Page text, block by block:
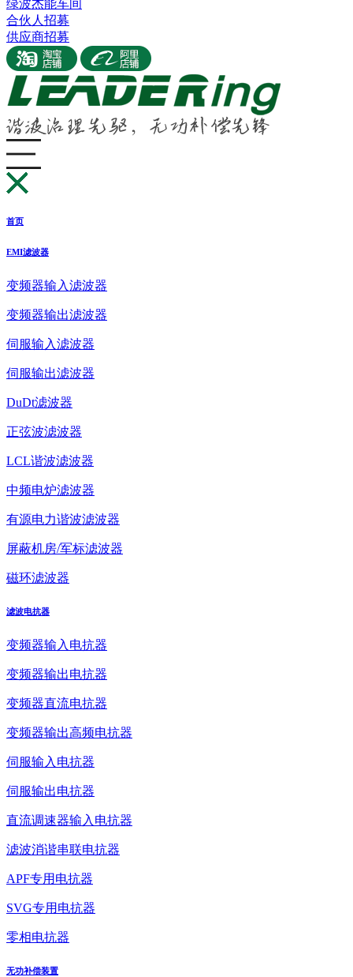
绿波杰能车间
合伙人招募
供应商招募
首页
EMI滤波器
变频器输入滤波器
变频器输出滤波器
伺服输入滤波器
伺服输出滤波器
DuDt滤波器
正弦波滤波器
LCL谐波滤波器
中频电炉滤波器
有源电力谐波滤波器
屏蔽机房/军标滤波器
磁环滤波器
滤波电抗器
变频器输入电抗器
变频器输出电抗器
变频器直流电抗器
变频器输出高频电抗器
伺服输入电抗器
伺服输出电抗器
直流调速器输入电抗器
滤波消谐串联电抗器
APF专用电抗器
SVG专用电抗器
零相电抗器
无功补偿装置